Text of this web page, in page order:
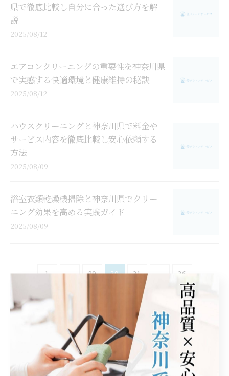
県で徹底比較し自分に合った選び方を解
説
2025/08/12
エアコンクリーニングの重要性を神奈川県
で実感する快適環境と健康維持の秘訣
2025/08/12
ハウスクリーニングと神奈川県で料金や
サービス内容を徹底比較し安心依頼する
方法
2025/08/09
浴室衣類乾燥機掃除と神奈川県でクリー
ニング効果を高める実践ガイド
2025/08/09
1 ... 29 30 31 36
カテゴリー Categories
全てのカテゴリー
エアコンの知識